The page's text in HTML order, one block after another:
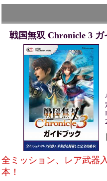
戦国無双 Chronicle 3 ガ
全ミッション、レア武器
本！